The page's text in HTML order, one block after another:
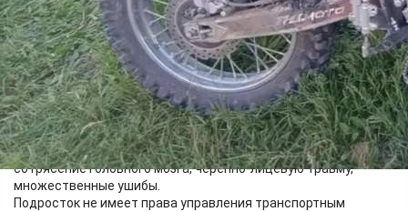
Дорожно-транспортное происшествие с участием двух
несовершеннолетних произошло на территории садового
общества вблизи посёлка Ясногорский. 15-летний подросток,
управляя спортивным мотоциклом, на перекрёстке
равнозначных дорог совершил столкновение с велосипедом
под управлением 11-летней девочки.
В результате аварии несовершеннолетняя была
госпитализирована. Медики диагностировали у неё
сотрясение головного мозга, черепно-лицевую травму,
множественные ушибы.
Подросток не имеет права управления транспортным